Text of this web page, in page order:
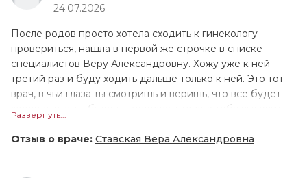
сделала всё, что требовалось. Особо хотелось бы
диагностику, она действовала очень бережно, в отличие
от многих других врачей, которых я посещала ранее.
ещё ни 1 врач не принимал меня настолько долго!
Валентина Геннадьевна назначила лечение, и сейчас мы
поддерживаем связь, контролируем моё состояние.
Причём она не только подробно расписала как
принимать препараты, но и устно всё проговорила. У
меня довольно сложный, не рядовой случай, поэтому
ритм пока не восстановился, но мы надеемся, что всё
наладится. Если это лечение не поможет, в августе
снова обращусь к В.Г. Тарасовой.
24.07.2026
После родов просто хотела сходить к гинекологу
провериться, нашла в первой же строчке в списке
специалистов Веру Александровну. Хожу уже к ней
третий раз и буду ходить дальше только к ней. Это тот
врач, в чьи глаза ты смотришь и веришь, что всё будет
хорошо, что ты будешь здорова, что она тебя вылечит,
работу, как будто она знает всё о всех болезнях и
Развернуть...
Отзыв о враче: Ставская Вера Александровна